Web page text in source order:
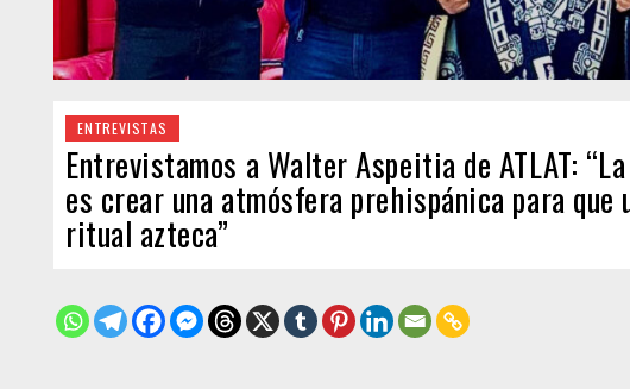
ENTREVISTAS
Entrevistamos a Walter Aspeitia de ATLAT:
es crear una atmósfera prehispánica para
ritual azteca”